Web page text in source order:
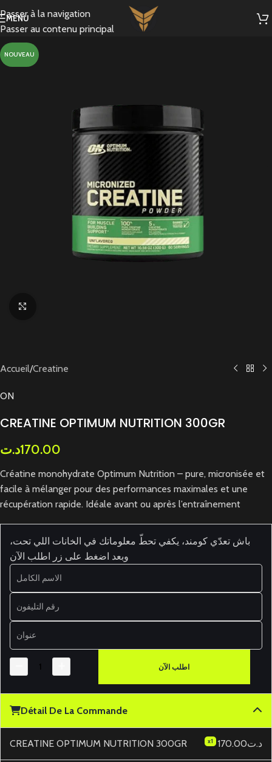
Passer à la navigation
Passer au contenu principal
MENU
NOUVEAU
Accueil/Creatine
ON
CREATINE OPTIMUM NUTRITION 300GR
170.00د.ت
Créatine monohydrate Optimum Nutrition – pure, micronisée et
facile à mélanger pour des performances maximales et une
récupération rapide. Idéale avant ou après l’entraînement
باش تعدّي كومند، يكفي تحطّ معلوماتك في الخانات اللي تحت،
وبعد اضغط على زر اطلب الآن
اطلب الآن
Détail De La Commande
CREATINE OPTIMUM NUTRITION 300GR x1 170.00د.ت